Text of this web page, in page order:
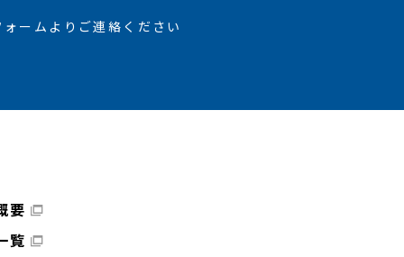
ォームよりご連絡ください
要
覧